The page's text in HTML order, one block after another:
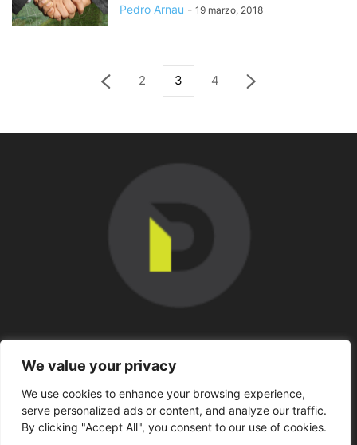
We value your privacy
We use cookies to enhance your browsing experience,
serve personalized ads or content, and analyze our traffic.
By clicking "Accept All", you consent to our use of cookies.
Pedro Arnau - 19 marzo, 2018
2 3 4
SÍGUENOS